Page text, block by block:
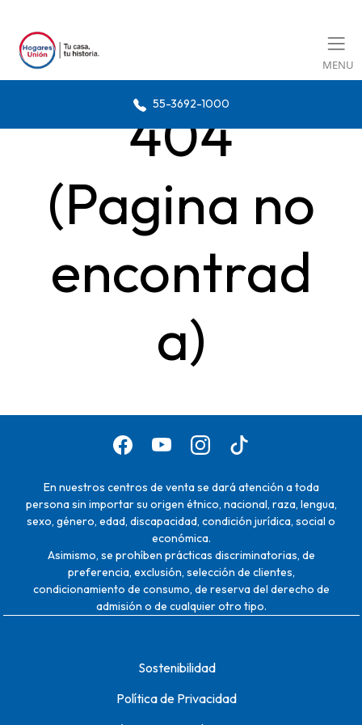
MENU
55-3692-1000
404
(Pagina no
encontrad
a)
En nuestros centros de venta se dará atención a toda
persona sin importar su origen étnico, nacional, raza, lengua,
sexo, género, edad, discapacidad, condición jurídica, social o
económica.
Asimismo, se prohíben prácticas discriminatorias, de
preferencia, exclusión, selección de clientes,
condicionamiento de consumo, de reserva del derecho de
admisión o de cualquier otro tipo.
Sostenibilidad
Política de Privacidad